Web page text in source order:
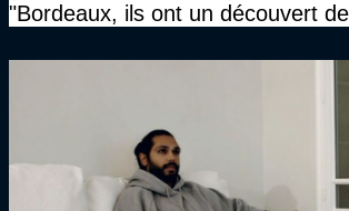
"Bordeaux, ils ont un découvert